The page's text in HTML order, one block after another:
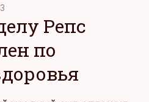
Репс
по